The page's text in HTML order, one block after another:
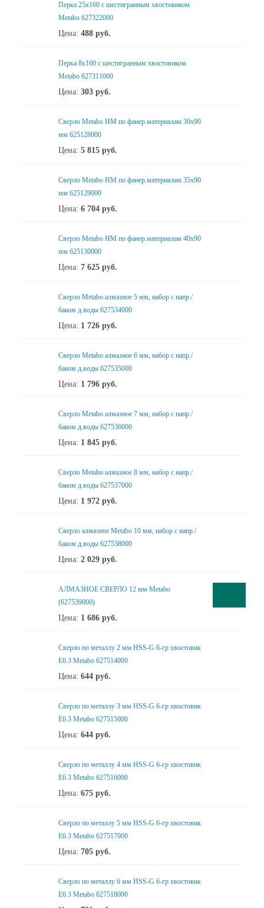
Перка 25x160 с шестигранным хвостовиком
Metabo 627322000
Цена: 488 руб.
Перка 8x160 с шестигранным хвостовиком
Metabo 627311000
Цена: 303 руб.
Сверло Metabo HM по фанер.материалам 30х90
мм 625128000
Цена: 5 815 руб.
Сверло Metabo HM по фанер.материалам 35х90
мм 625129000
Цена: 6 704 руб.
Сверло Metabo HM по фанер.материалам 40х90
мм 625130000
Цена: 7 625 руб.
Сверло Metabo алмазное 5 мм, набор с напр./
баком д.воды 627534000
Цена: 1 726 руб.
Сверло Metabo алмазное 6 мм, набор с напр./
баком д.воды 627535000
Цена: 1 796 руб.
Сверло Metabo алмазное 7 мм, набор с напр./
баком д.воды 627536000
Цена: 1 845 руб.
Сверло Metabo алмазное 8 мм, набор с напр./
баком д.воды 627537000
Цена: 1 972 руб.
Сверло алмазное Metabo 10 мм, набор с напр./
баком д.воды 627538000
Цена: 2 029 руб.
АЛМАЗНОЕ СВЕРЛО 12 мм Metabo
(627539000)
Цена: 1 686 руб.
Сверло по металлу 2 мм HSS-G 6-гр хвостовик
Е6.3 Metabo 627514000
Цена: 644 руб.
Сверло по металлу 3 мм HSS-G 6-гр хвостовик
Е6.3 Metabo 627515000
Цена: 644 руб.
Сверло по металлу 4 мм HSS-G 6-гр хвостовик
Е6.3 Metabo 627516000
Цена: 675 руб.
Сверло по металлу 5 мм HSS-G 6-гр хвостовик
Е6.3 Metabo 627517000
Цена: 705 руб.
Сверло по металлу 6 мм HSS-G 6-гр хвостовик
Е6.3 Metabo 627518000